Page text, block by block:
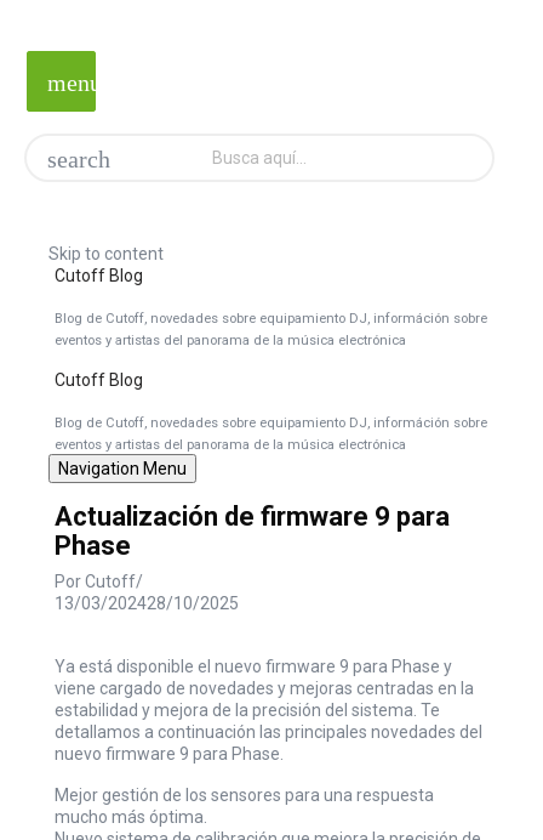
menu
search
Skip to content
Cutoff Blog
Blog de Cutoff, novedades sobre equipamiento DJ, információn sobre
eventos y artistas del panorama de la música electrónica
Cutoff Blog
Blog de Cutoff, novedades sobre equipamiento DJ, információn sobre
eventos y artistas del panorama de la música electrónica
Navigation Menu
Actualización de firmware 9 para
Phase
PorCutoff
13/03/202428/10/2025
Ya está disponible el nuevo firmware 9 para Phase y
viene cargado de novedades y mejoras centradas en la
estabilidad y mejora de la precisión del sistema. Te
detallamos a continuación las principales novedades del
nuevo firmware 9 para Phase.
Mejor gestión de los sensores para una respuesta
mucho más óptima.